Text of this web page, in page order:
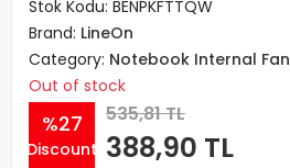
Stok Kodu: BENPKFTTQW
Brand: LineOn
Category: Notebook Internal Fan
Out of stock
%27
Discount
535,81 TL
388,90 TL